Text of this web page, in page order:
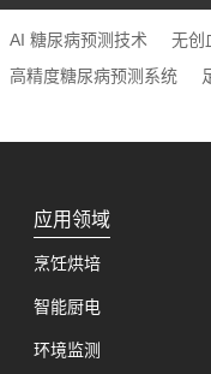
AI 糖尿病预测技术
无创
高精度糖尿病预测系统
应用领域
烹饪烘培
智能厨电
环境监测